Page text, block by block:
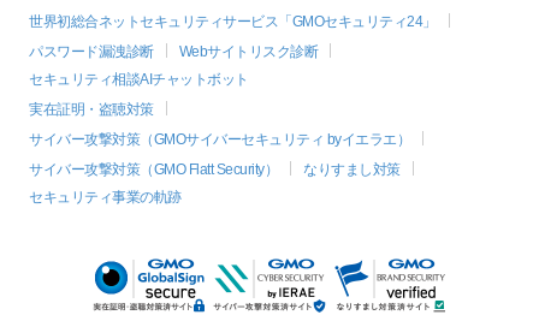
世界初総合ネットセキュリティサービス「GMOセキュリティ24」
パスワード漏洩診断
Webサイトリスク診断
セキュリティ相談AIチャットボット
実在証明・盗聴対策
サイバー攻撃対策（GMOサイバーセキュリティ byイエラエ）
サイバー攻撃対策（GMO Flatt Security）
なりすまし対策
セキュリティ事業の軌跡